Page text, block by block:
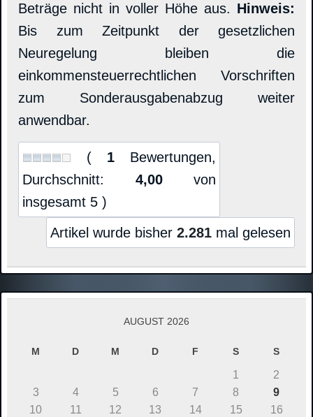
Beträge nicht in voller Höhe aus. Hinweis:
Bis zum Zeitpunkt der gesetzlichen
Neuregelung bleiben die
einkommensteuerrechtlichen Vorschriften
zum Sonderausgabenabzug weiter
anwendbar.
( 1 Bewertungen,
Durchschnitt: 4,00von
insgesamt 5 )
Artikel wurde bisher 2.281 mal gelesen
AUGUST 2026
M D M D F S S
1
2
3
4 5 6 7 8
9
10
11 12 13 14 15
16